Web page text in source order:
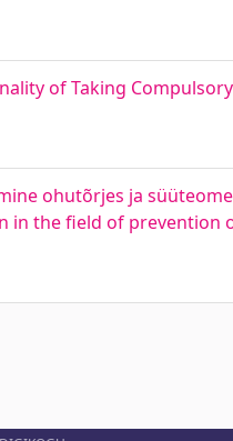
of Taking
ohutõrjes ja
the field of prevention